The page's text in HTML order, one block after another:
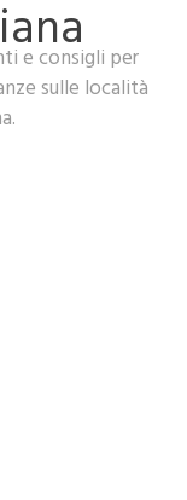
e consigli per
sulle località